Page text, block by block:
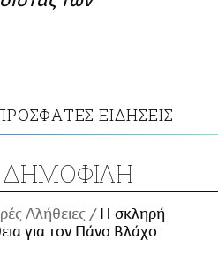
ΕΙΔΗΣΕΙΣ
ΔΗΜΟΦΙΛΗ
Αλήθειες
H σκληρή
για τον Πάνο Βλάχο